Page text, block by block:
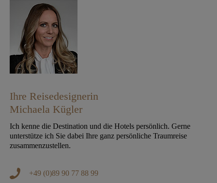
Ihre Reisedesignerin
Michaela Kügler
Ich kenne die Destination und die Hotels persönlich. Gerne
unterstütze ich Sie dabei Ihre ganz persönliche Traumreise
zusammenzustellen.
+49 (0)89 90 77 88 99